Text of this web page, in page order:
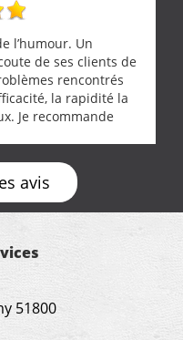
l’humour. Un
de ses clients de
rencontrés
la rapidité la
Je recommande
avis
51800